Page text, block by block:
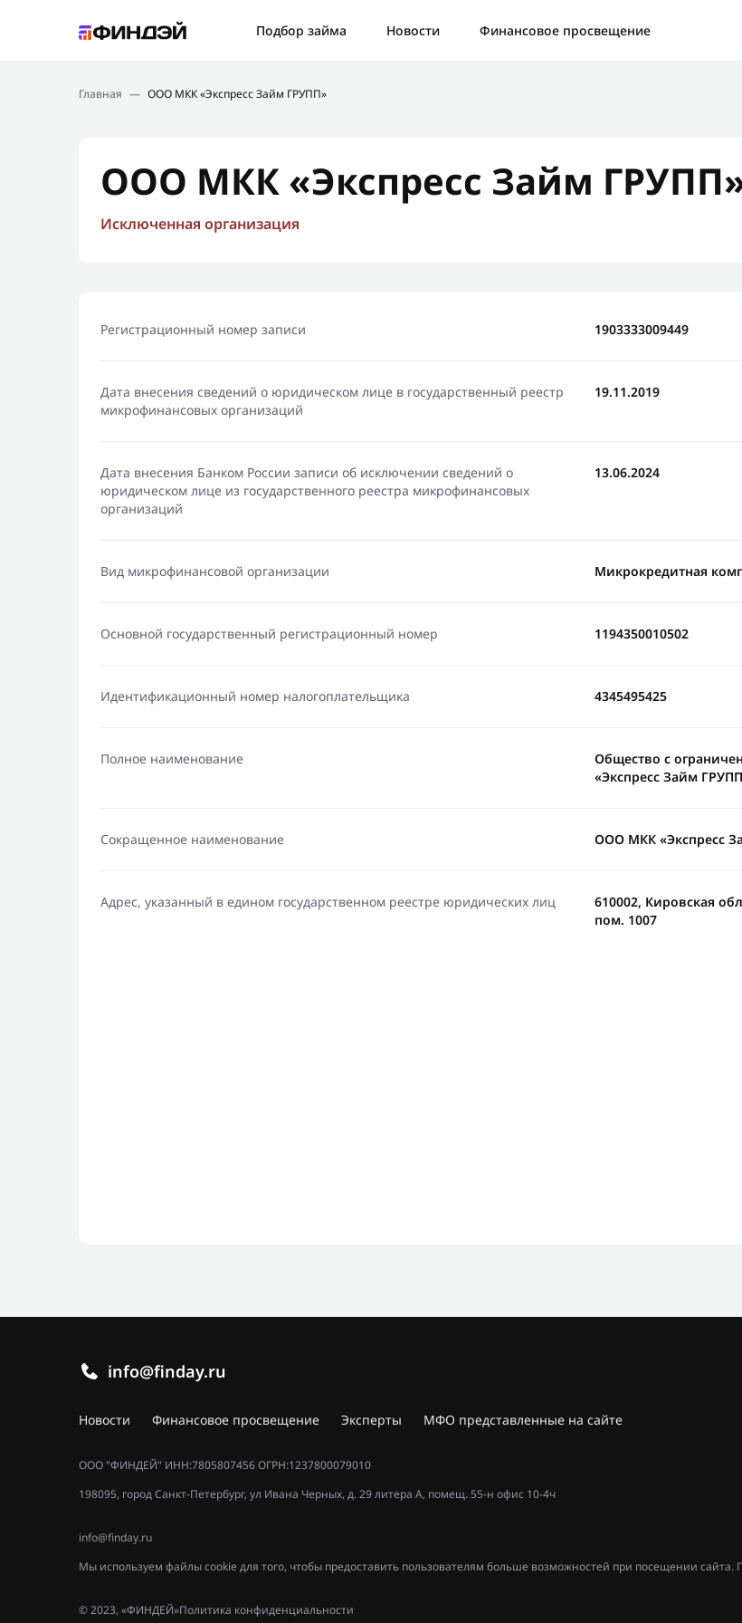
Подбор займа Новости
Финансовое просвещение
Новости
Главная — ООО МКК «Экспресс Займ ГРУПП»
ООО МКК «Экспресс Займ
Исключенная организация
Регистрационный номер записи 1903333009449
Дата внесения сведений о юридическом лице в государственный реестр
микрофинансовых организаций
19.11.2019
Дата внесения Банком России записи об исключении сведений о
юридическом лице из государственного реестра микрофинансовых
организаций
13.06.2024
Вид микрофинансовой организации Микрокредитная
Основной государственный регистрационный номер 1194350010502
Идентификационный номер налогоплательщика 4345495425
Полное наименование
Общество с
«Экспресс Займ
Сокращенное наименование ООО МКК «Экспресс
Адрес, указанный в едином государственном реестре юридических лиц
610002, Кировская
пом. 1007
info@finday.ru
Новости Финансовое просвещение Эксперты МФО представленные на сайте
ООО "ФИНДЕЙ" ИНН:7805807456 ОГРН:1237800079010
198095, город Санкт-Петербург, ул Ивана Черных, д. 29 литера А, помещ. 55-н офис 10-4ч
info@finday.ru
Мы используем файлы cookie для того, чтобы предоставить пользователям больше возможностей при посещении сайта.
Политика конфиденциальности
© 2023, «ФИНДЕЙ»
Ошибка: Контактная форма не найдена.
Отправить новый запрос